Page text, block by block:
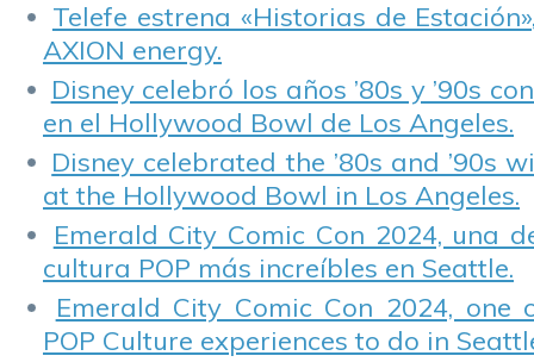
Telefe estrena «Historias de
AXION energy.
Disney celebró los años ’80s y ’90s
en el Hollywood Bowl de Los Angeles.
Disney celebrated the ’80s and ’90s
at the Hollywood Bowl in Los Angeles.
Emerald City Comic Con 2024, una
cultura POP más increíbles en Seattle.
Emerald City Comic Con 2024,
POP Culture experiences to do in